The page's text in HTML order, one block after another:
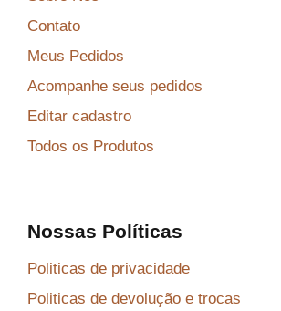
Contato
Meus Pedidos
Acompanhe seus pedidos
Editar cadastro
Todos os Produtos
Nossas Políticas
Politicas de privacidade
Politicas de devolução e trocas